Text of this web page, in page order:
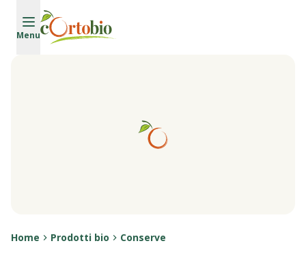
Vai al contenuto principale
Menu
Home Prodotti bio Conserve